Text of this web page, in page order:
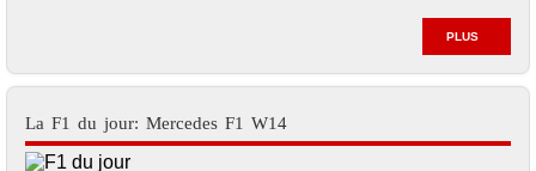
PLUS
La F1 du jour: Mercedes F1 W14